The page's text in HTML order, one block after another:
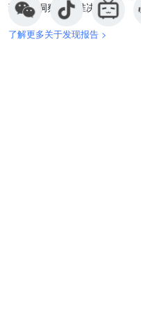
相对基准指数介于-
后相对基准指数-
小于等于相对基准
数。 免责声明： 山
具备证券投资咨询
已公开信息，但公
市有风险，投资需
所表述的意见并不
负任何责任。本报
日的判断。在不同
见及推测不一致的
况下可能持有或交
投资标的，还可能
顾问服务。客户应
观性的利益冲突。
版权归公司所有。
先书面授权，本报
形式的拷贝、复印
或以任何侵犯公司
随时追究其法律责
现深度洞察与精准决策。
了解更多关于发现报告 >